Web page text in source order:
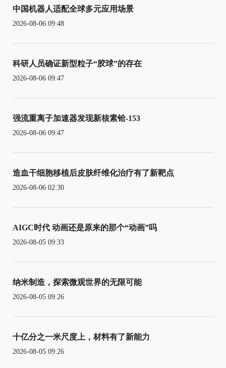
中国机器人适配全球多元应用场景
2026-08-06 09:48
科研人员确证新型粒子“胶球”的存在
2026-08-06 09:47
强流重离子加速器发现新核素铪-153
2026-08-06 09:47
造血干细胞移植后皮肤纤维化治疗有了新靶点
2026-08-06 02:30
AIGC时代 动画还是原来的那个“动画”吗
2026-08-05 09:33
纳米制造，探索微观世界的无限可能
2026-08-05 09:26
十亿分之一米尺度上，材料有了新能力
2026-08-05 09:26